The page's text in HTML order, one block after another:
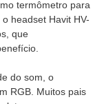
termômetro para
headset Havit HV-
que
do som, o
RGB. Muitos pais